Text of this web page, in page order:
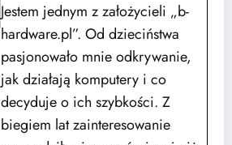
Jestem jednym z założycieli „b-
hardware.pl”. Od dzieciństwa
pasjonowało mnie odkrywanie,
jak działają komputery i co
decyduje o ich szybkości. Z
biegiem lat zainteresowanie